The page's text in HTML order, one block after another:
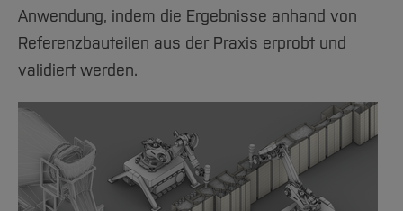
Anwendung, indem die Ergebnisse anhand von
Referenzbauteilen aus der Praxis erprobt und
validiert werden.